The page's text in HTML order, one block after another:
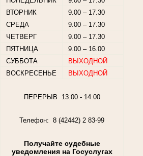
ВТОРНИК
9.00 – 17.30
СРЕДА
9.00 – 17.30
ЧЕТВЕРГ
9.00 – 17.30
ПЯТНИЦА
9.00 – 16.00
СУББОТА
ВЫХОДНОЙ
ВОСКРЕСЕНЬЕ
ВЫХОДНОЙ
ПЕРЕРЫВ 13.00 - 14.00
Телефон: 8 (42442) 2 83-99
Получайте судебные
уведомления на Госуслугах